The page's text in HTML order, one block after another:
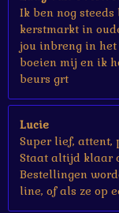
Ik ben nog
kerstmarkt in
jou inbreng in
boeien mij en ik
beurs grt
Lucie
Super lief, attent,
Staat altijd klaar
Bestellingen
line, of als ze op